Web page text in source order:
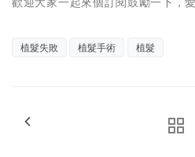
植髮失敗 植髮手術 植髮